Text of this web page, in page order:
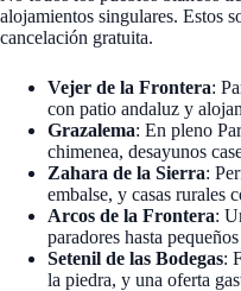
alojamientos singulares. Estos
cancelación gratuita.
Vejer de la Frontera:
con patio andaluz y
Grazalema: En pleno
chimenea, desayunos
Zahara de la Sierra:
embalse, y casas rurales
Arcos de la Frontera:
paradores hasta
Setenil de las Bodegas:
la piedra, y una oferta